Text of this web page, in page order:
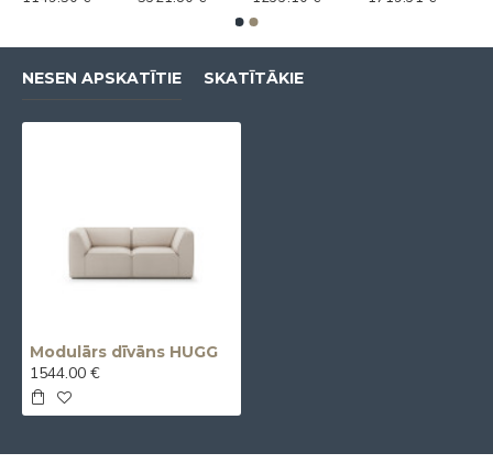
NESEN APSKATĪTIE SKATĪTĀKIE
Modulārs dīvāns HUGG
1544.00 €